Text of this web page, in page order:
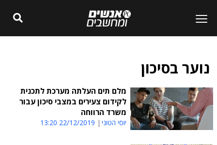
נוער בסיכון
מלם תים העלתה מערכת לתכנית
לקידום צעירים במצבי סיכון עבור
משרד הרווחה
יוסי הטוני 22/12/2019 13:20